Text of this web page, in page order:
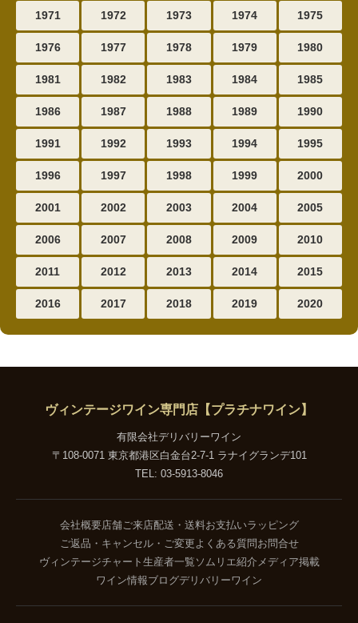
1971 1972 1973 1974 1975
1976 1977 1978 1979 1980
1981 1982 1983 1984 1985
1986 1987 1988 1989 1990
1991 1992 1993 1994 1995
1996 1997 1998 1999 2000
2001 2002 2003 2004 2005
2006 2007 2008 2009 2010
2011 2012 2013 2014 2015
2016 2017 2018 2019 2020
ヴィンテージワイン専門店【プラチナワイン】
有限会社デリバリーワイン
〒108-0071 東京都港区白金台2-7-1 ラナイグランデ101
TEL: 03-5913-8046
会社概要店舗ご来店配送・送料お支払いラッピング
ご返品・キャンセル・ご変更よくある質問 お問合せ
ヴィンテージチャート 生産者一覧 ソムリエ紹介 メディア掲載
ワイン情報ブログデリバリーワイン